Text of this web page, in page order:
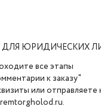
ДЛЯ ЮРИДИЧЕСКИХ
все этапы
к заказу"
или отправляете